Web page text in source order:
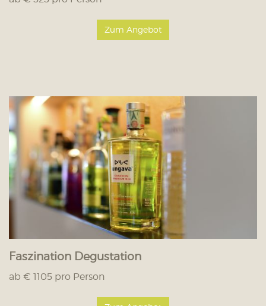
Zum Angebot
Faszination Degustation
ab € 1105 pro Person